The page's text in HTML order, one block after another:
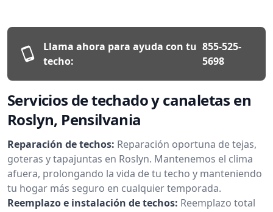
Llama ahora para ayuda con tu
techo:
855-525-
5698
Servicios de techado y canaletas en
Roslyn, Pensilvania
Reparación de techos: Reparación oportuna de tejas,
goteras y tapajuntas en Roslyn. Mantenemos el clima
afuera, prolongando la vida de tu techo y manteniendo
tu hogar más seguro en cualquier temporada.
Reemplazo e instalación de techos: Reemplazo total